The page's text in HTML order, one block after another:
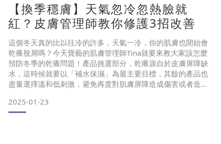
結語 換季皮膚乾癢、脫屑常見症狀
當季節進入轉換期，肌膚就會被環境的氣溫濕度影響，出現不
穩定的狀態，以
【換季穩膚】天氣忽冷忽熱臉就
紅？皮膚管理師教你修護3招改善
這個冬天真的比以往冷的許多，天氣一冷，你的肌膚也開始會
乾癢脫屑嗎？今天寶藝的肌膚管理師Tina就要來教大家該怎麼
預防冬季的乾癢問題！產品挑選部分，乾癢源自於皮膚屏障缺
水，這時候就要以「補水保濕」為最主要目標，其餘的產品也
盡量選擇溫和低刺激，避免再度對肌膚屏障造成傷害或者造成
情境一：預防乾癢
⚠️狀況：肌膚過於乾燥引起搔癢、脫屑
2025-01-23